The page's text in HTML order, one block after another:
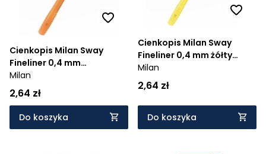
Cienkopis Milan Sway
Fineliner 0,4 mm
pomarańczowy
(0610041632)
Milan
2,64 zł
Do koszyka
Cienkopis Milan Sway
Fineliner 0,4 mm żółty
(0610041619)
Milan
2,64 zł
Do koszyka